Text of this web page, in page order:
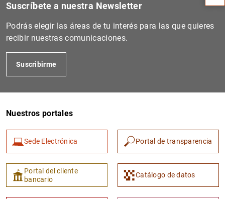
1 2
Suscríbete a nuestra Newsletter
Podrás elegir las áreas de tu interés para las que quieres
recibir nuestras comunicaciones.
Suscribirme
Nuestros portales
Sede Electrónica Portal de transparencia
Portal del cliente
bancario
Catálogo de datos